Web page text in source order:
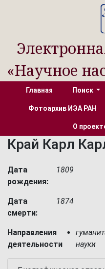
«Научное
Главная Поиск
Фотоархив ИЭА РАН
О
Край Карл
Дата
рождения:
1809
Дата
смерти:
1874
Направления
деятельности
науки